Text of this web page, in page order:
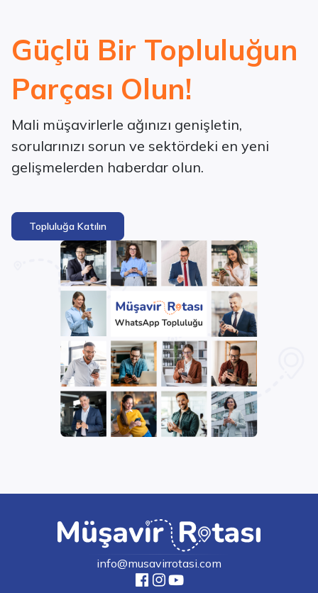
Güçlü Bir Topluluğun
Parçası Olun!
Mali müşavirlerle ağınızı genişletin,
sorularınızı sorun ve sektördeki en yeni
gelişmelerden haberdar olun.
Topluluğa Katılın
info@musavirrotasi.com